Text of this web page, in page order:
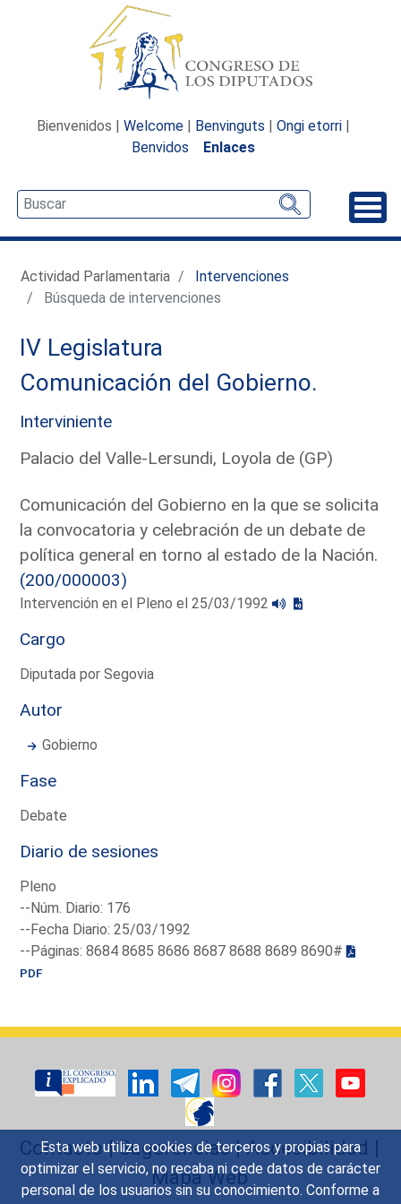
Esta web utiliza cookies de terceros y propias para
optimizar el servicio, no recaba ni cede datos de carácter
personal de los usuarios sin su conocimiento. Conforme a
Bienvenidos | Welcome | Benvinguts | Ongi etorri |
Benvidos
Enlaces
Actividad Parlamentaria
Intervenciones
Búsqueda de intervenciones
IV Legislatura
Comunicación del Gobierno.
Interviniente
Palacio del Valle-Lersundi, Loyola de (GP)
Comunicación del Gobierno en la que se solicita
la convocatoria y celebración de un debate de
política general en torno al estado de la Nación.
(200/000003)
Intervención en el Pleno el 25/03/1992
Cargo
Diputada por Segovia
Autor
Gobierno
Fase
Debate
Diario de sesiones
Pleno
--Núm. Diario: 176
--Fecha Diario: 25/03/1992
--Páginas: 8684 8685 8686 8687 8688 8689 8690#
PDF
Contacto|Sugerencias|Accesibilidad |
Mapa Web